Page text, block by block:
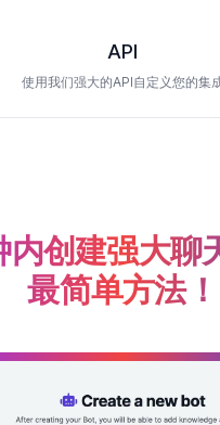
API
使用我们强大的API自定义您的集
内创建强大聊
最简单方法！